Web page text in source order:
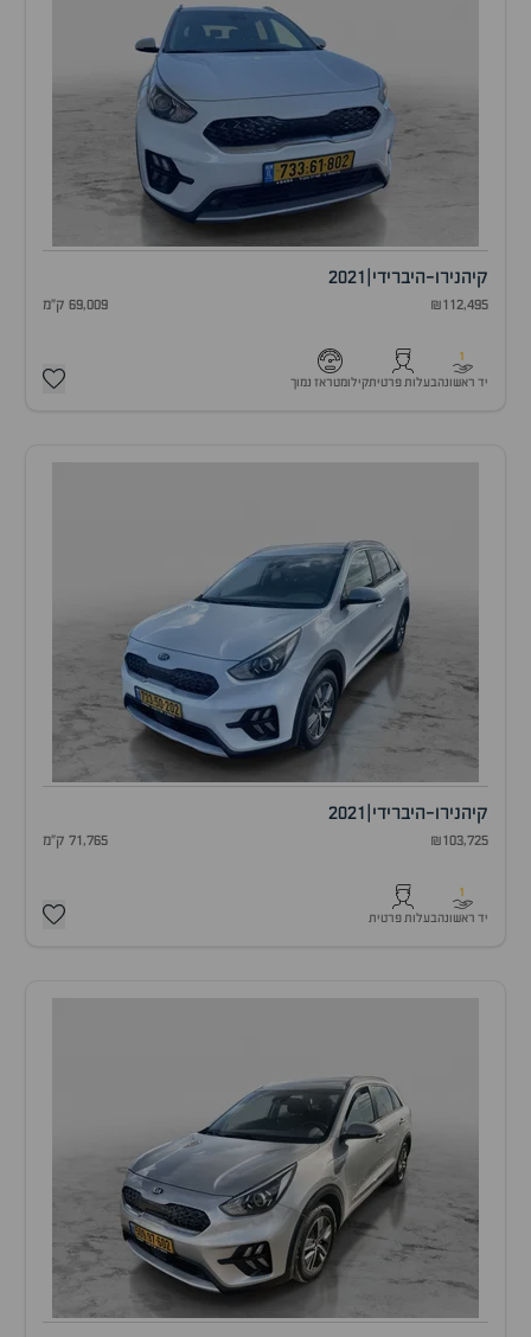
קיהנירו-היברידי 2021
₪112,495 69,009 ק"מ
1
יד ראשונהבעלות פרטיתקילומטראז נמוך
קיהנירו-היברידי 2021
₪103,725 71,765 ק"מ
1
יד ראשונהבעלות פרטית